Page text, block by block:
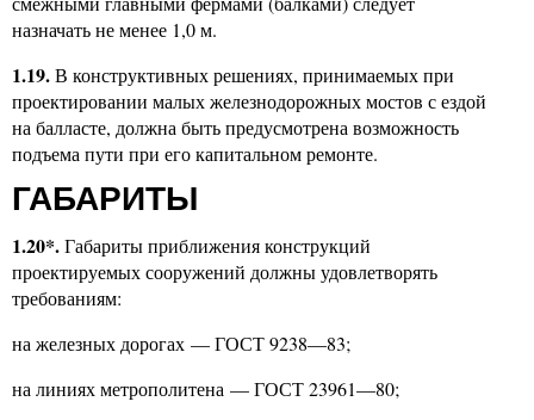
назначать не менее 1,0 м.
1.19.В конструктивных решениях, принимаемых при
проектировании малых железнодорожных мостов с ездой
на балласте, должна быть предусмотрена возможность
подъема пути при его капитальном ремонте.
ГАБАРИТЫ
1.20*.Габариты приближения конструкций
проектируемых сооружений должны удовлетворять
требованиям:
на железных дорогах — ГОСТ 9238—83;
на линиях метрополитена — ГОСТ 23961—80;